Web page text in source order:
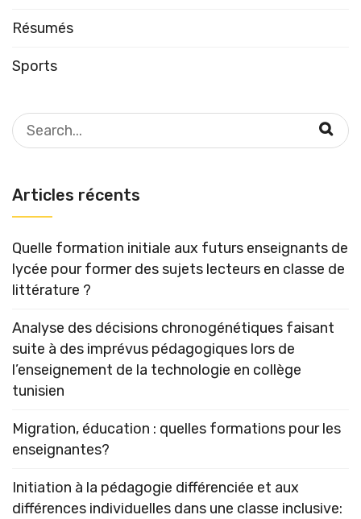
Résumés
Sports
Search
for:
Articles récents
Quelle formation initiale aux futurs enseignants de
lycée pour former des sujets lecteurs en classe de
littérature ?
Analyse des décisions chronogénétiques faisant
suite à des imprévus pédagogiques lors de
l’enseignement de la technologie en collège
tunisien
Migration, éducation : quelles formations pour les
enseignantes?
Initiation à la pédagogie différenciée et aux
différences individuelles dans une classe inclusive: